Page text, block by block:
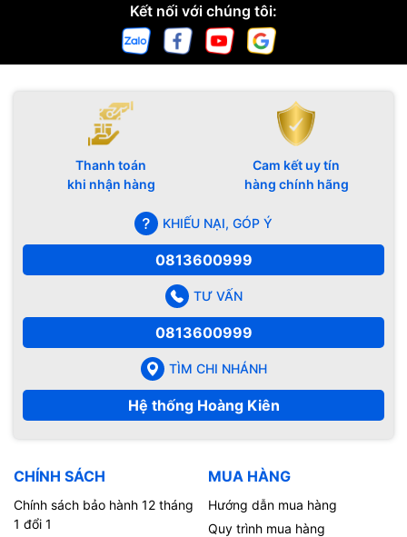
Kết nối với chúng tôi:
Thanh toán
khi nhận hàng
Cam kết uy tín
hàng chính hãng
KHIẾU NẠI, GÓP Ý
0813600999
TƯ VẤN
0813600999
TÌM CHI NHÁNH
Hệ thống Hoàng Kiên
CHÍNH SÁCH
Chính sách bảo hành 12 tháng
1 đổi 1
MUA HÀNG
Hướng dẫn mua hàng
Quy trình mua hàng